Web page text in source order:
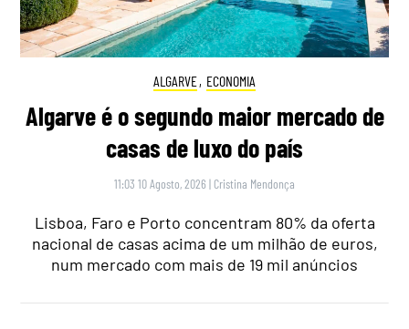
ALGARVE, ECONOMIA
Algarve é o segundo maior mercado de
casas de luxo do país
11:03 10 Agosto, 2026 | Cristina Mendonça
Lisboa, Faro e Porto concentram 80% da oferta
nacional de casas acima de um milhão de euros,
num mercado com mais de 19 mil anúncios